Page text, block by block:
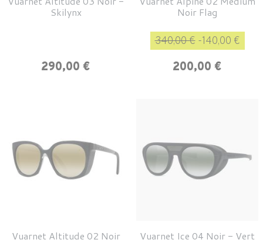
Skilynx
Prix
290,00 €
Noir Flag
Prix de base
340,00 €-140,00 €
200,00 €
Vuarnet Altitude 02 Noir Vuarnet Ice 04 Noir - Vert